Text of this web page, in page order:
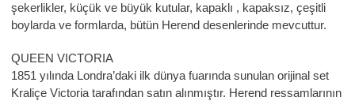
şekerlikler, küçük ve büyük kutular, kapaklı , kapaksız, çeşitli
boylarda ve formlarda, bütün Herend desenlerinde mevcuttur.
QUEEN VICTORIA
1851 yılında Londra’daki ilk dünya fuarında sunulan orijinal set
Kraliçe Victoria tarafından satın alınmıştır. Herend ressamlarının